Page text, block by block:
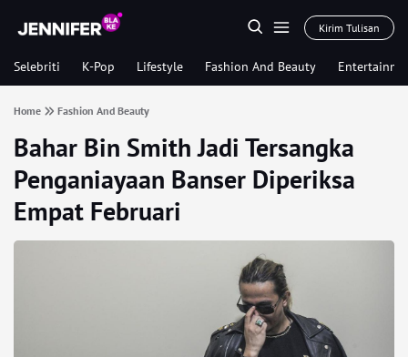
Kirim Tulisan
Selebriti K-Pop Lifestyle Fashion And Beauty
Home Fashion And Beauty
Bahar Bin Smith Jadi Tersangka
Penganiayaan Banser Diperiksa
Empat Februari